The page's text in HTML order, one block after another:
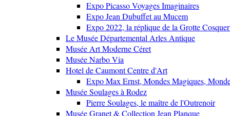
Expo Picasso Voyages Imaginaires
Expo Jean Dubuffet au Mucem
Expo 2022, la réplique de la Grotte
Le Musée Départemental Arles Antique
Musée Art Moderne Céret
Musée Narbo Via
Hotel de Caumont Centre d'Art
Expo Max Ernst, Mondes Magiques,
Musée Soulages à Rodez
Pierre Soulages, le maître de l'Outrenoir
Musée Granet & Collection Jean Planque